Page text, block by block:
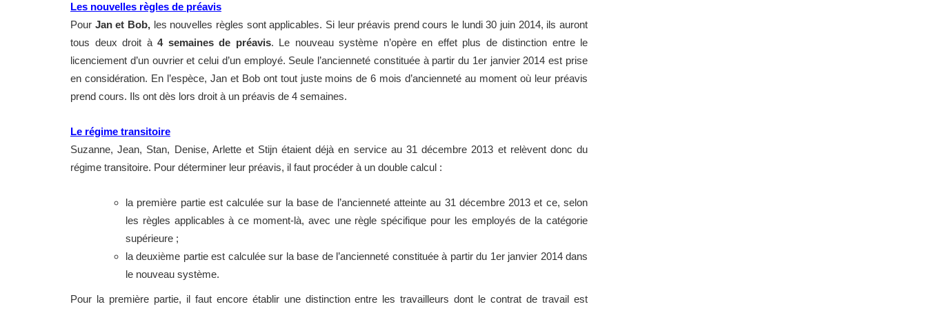
Les nouvelles règles de préavis
Pour Jan et Bob, les nouvelles règles sont applicables. Si leur préavis prend cours le lundi 30 juin 2014, ils auront
tous deux droit à 4 semaines de préavis. Le nouveau système n’opère en effet plus de distinction entre le
licenciement d’un ouvrier et celui d’un employé. Seule l’ancienneté constituée à partir du 1er janvier 2014 est prise
en considération. En l’espèce, Jan et Bob ont tout juste moins de 6 mois d’ancienneté au moment où leur préavis
prend cours. Ils ont dès lors droit à un préavis de 4 semaines.
Le régime transitoire
Suzanne, Jean, Stan, Denise, Arlette et Stijn étaient déjà en service au 31 décembre 2013 et relèvent donc du
régime transitoire. Pour déterminer leur préavis, il faut procéder à un double calcul :
la première partie est calculée sur la base de l’ancienneté atteinte au 31 décembre 2013 et ce, selon
les règles applicables à ce moment-là, avec une règle spécifique pour les employés de la catégorie
supérieure ;
la deuxième partie est calculée sur la base de l’ancienneté constituée à partir du 1er janvier 2014 dans
le nouveau système.
Pour la première partie, il faut encore établir une distinction entre les travailleurs dont le contrat de travail est